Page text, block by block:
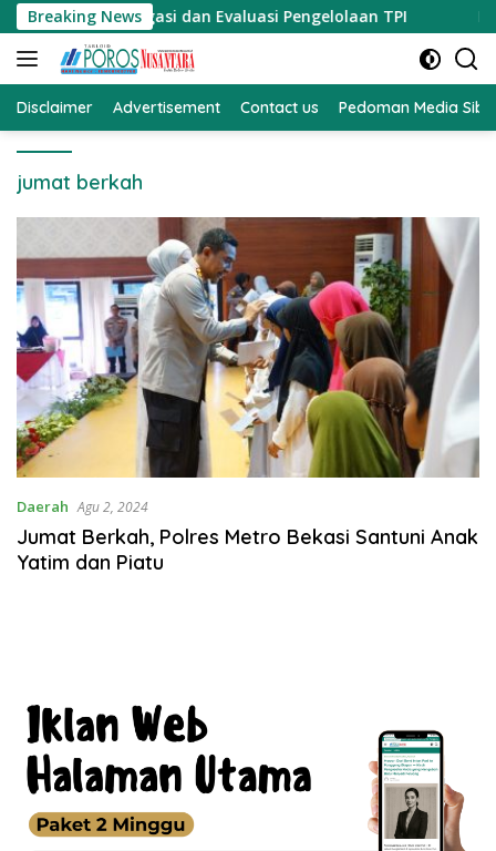
Langsung
ke
konten
Breaking News
Investigasi dan Evaluasi Pengelolaan TPI KPK
Disclaimer Advertisement Contact us Pedoman Media
jumat berkah
Daerah Agu 2, 2024
Jumat Berkah, Polres Metro Bekasi Santuni Anak
Yatim dan Piatu